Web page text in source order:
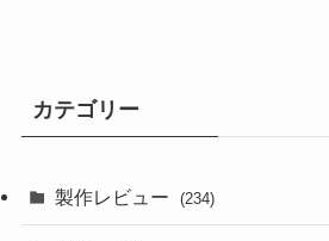
カテゴリー
製作レビュー (234)